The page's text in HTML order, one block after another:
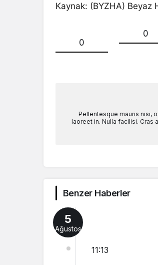
Kaynak: (BYZHA) Beyaz
0
0
Pellentesque mauris nisi,
laoreet in. Nulla facilisi. Cras
Benzer Haberler
5
Ağustos
11:13